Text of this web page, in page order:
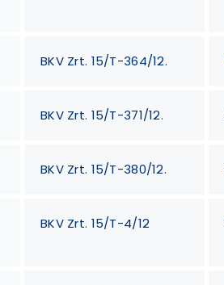
BKV Zrt. 15/T-364/12.
BKV Zrt. 15/T-371/12.
BKV Zrt. 15/T-380/12.
BKV Zrt. 15/T-4/12